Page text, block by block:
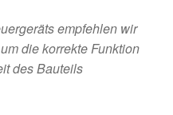
empfehlen wir
die korrekte Funktion
des Bauteils